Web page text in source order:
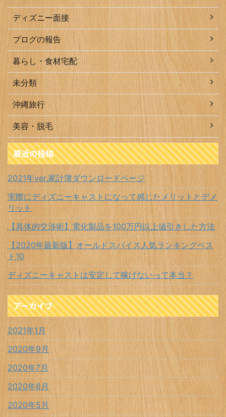
ディズニー面接
ブログの報告
暮らし・食材宅配
未分類
沖縄旅行
美容・脱毛
最近の投稿
2021年ver.家計簿ダウンロードページ
実際にディズニーキャストになって感じたメリットとデメ
リット
【具体的交渉術】電化製品を100万円以上値引きした方法
【2020年最新版】オールドスパイス人気ランキングベス
ト10
ディズニーキャストは安定して稼げないって本当？
アーカイブ
2021年1月
2020年9月
2020年7月
2020年6月
2020年5月